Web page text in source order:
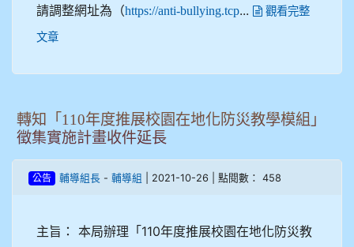
請調整網址為（https://anti-bullying.tcp... 觀看完整
文章
轉知「110年度推展校園在地化防災教學模組」
徵集實施計畫收件延長
公告 輔導組長 - 輔導組 | 2021-10-26 | 點閱數： 458
主旨： 本局辦理「110年度推展校園在地化防災教